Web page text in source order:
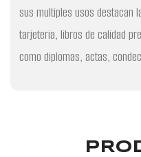
sus multiples usos destacan
tarjeteria, libros de calidad
como diplomas, actas,